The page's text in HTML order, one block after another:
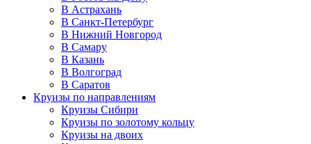
В Астрахань
В Санкт-Петербург
В Нижний Новгород
В Самару
В Казань
В Волгоград
В Саратов
Круизы по направлениям
Круизы Сибири
Круизы по золотому кольцу
Круизы на двоих